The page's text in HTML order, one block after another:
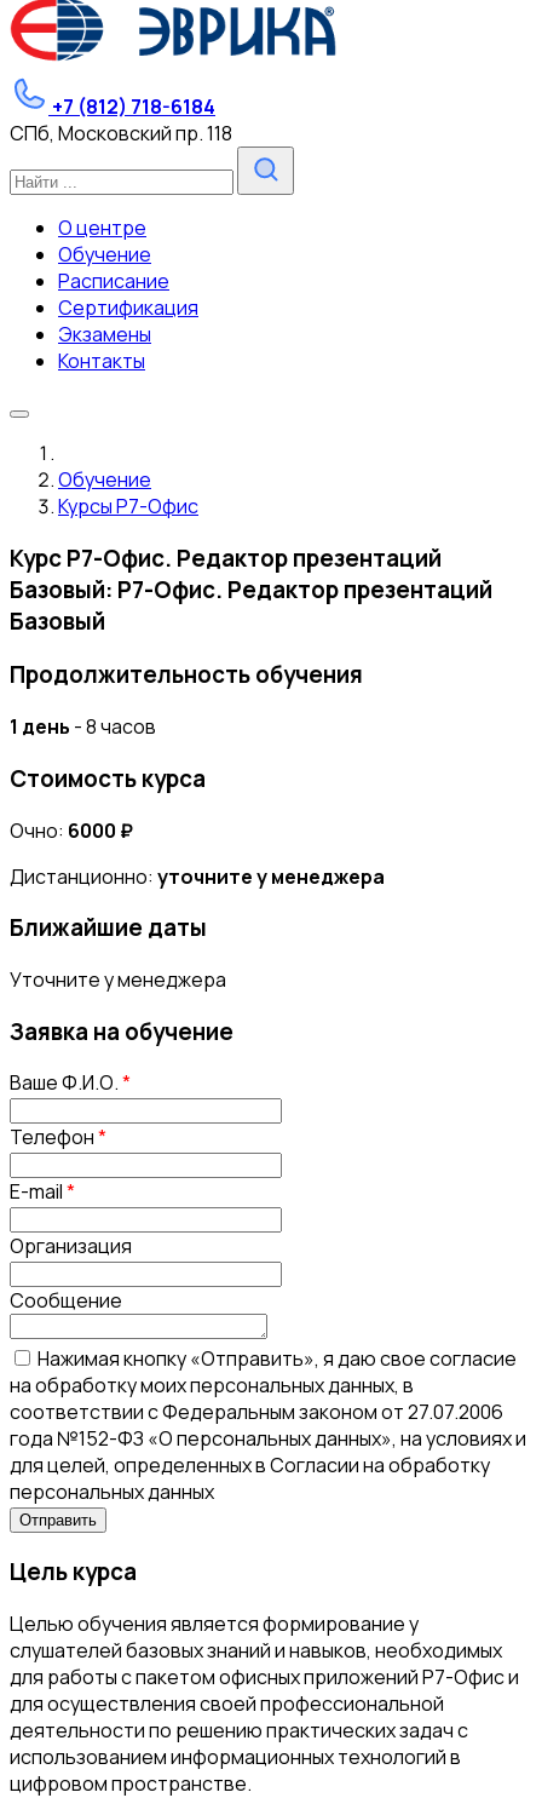
+7 (812) 718-6184
СПб, Московский пр. 118
О центре
Обучение
Расписание
Сертификация
Экзамены
Контакты
Обучение
Курсы Р7-Офис
Курс Р7-Офис. Редактор презентаций
Базовый: Р7-Офис. Редактор презентаций
Базовый
Продолжительность обучения
1 день - 8 часов
Стоимость курса
Очно: 6000 ₽
Дистанционно: уточните у менеджера
Ближайшие даты
Уточните у менеджера
Заявка на обучение
Ваше Ф.И.О.*
Телефон*
E-mail*
Организация
Сообщение
Нажимая кнопку «Отправить», я даю свое согласие
на обработку моих персональных данных, в
соответствии с Федеральным законом от 27.07.2006
года №152-ФЗ «О персональных данных», на условиях и
для целей, определенных в Согласии на обработку
персональных данных
Цель курса
Целью обучения является формирование у
слушателей базовых знаний и навыков, необходимых
для работы с пакетом офисных приложений Р7-Офис и
для осуществления своей профессиональной
деятельности по решению практических задач с
использованием информационных технологий в
цифровом пространстве.